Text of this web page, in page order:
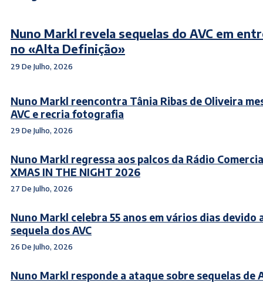
Nuno Markl revela sequelas do AVC em
no «Alta Definição»
29 De Julho, 2026
Nuno Markl reencontra Tânia Ribas de Oliveira
AVC e recria fotografia
29 De Julho, 2026
Nuno Markl regressa aos palcos da Rádio
XMAS IN THE NIGHT 2026
27 De Julho, 2026
Nuno Markl celebra 55 anos em vários dias devido
sequela dos AVC
26 De Julho, 2026
Nuno Markl responde a ataque sobre sequelas de